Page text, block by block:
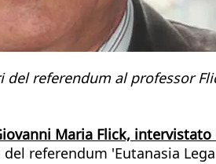
referendum al professor
Maria Flick,
referendum 'Eutanasia